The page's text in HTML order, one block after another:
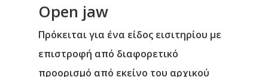
Οpen jaw
Πρόκειται για ένα είδος εισιτηρίου με
επιστροφή από διαφορετικό
προορισμό από εκείνο του αρχικού